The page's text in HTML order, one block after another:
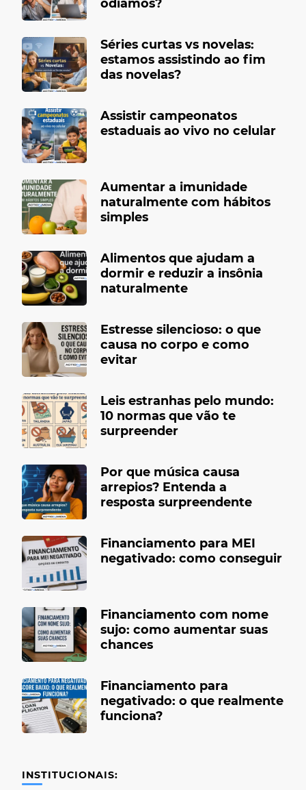
Séries curtas vs novelas:
estamos assistindo ao fim
das novelas?
Assistir campeonatos
estaduais ao vivo no celular
Aumentar a imunidade
naturalmente com hábitos
simples
Alimentos que ajudam a
dormir e reduzir a insônia
naturalmente
Estresse silencioso: o que
causa no corpo e como
evitar
Leis estranhas pelo mundo:
10 normas que vão te
surpreender
Por que música causa
arrepios? Entenda a
resposta surpreendente
Financiamento para MEI
negativado: como conseguir
Financiamento com nome
sujo: como aumentar suas
chances
Financiamento para
negativado: o que realmente
funciona?
INSTITUCIONAIS: